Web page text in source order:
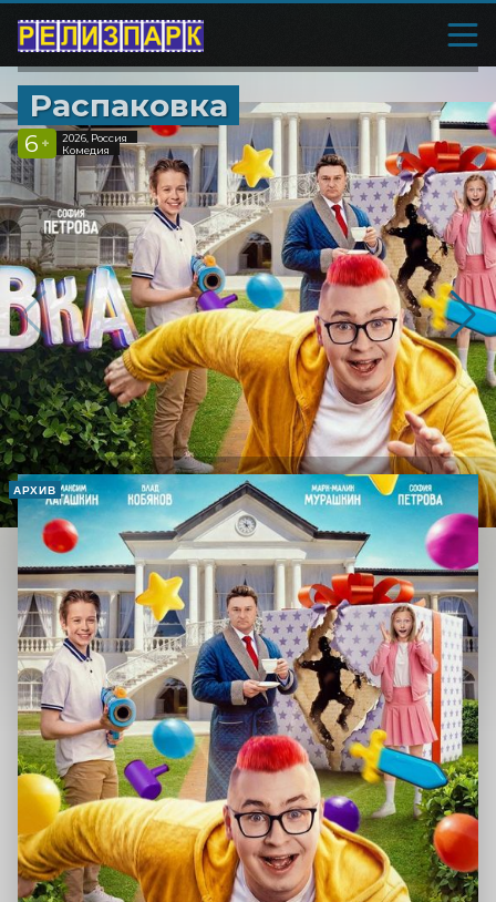
Распаковка
6 +
2026, Россия
Комедия
АРХИВ